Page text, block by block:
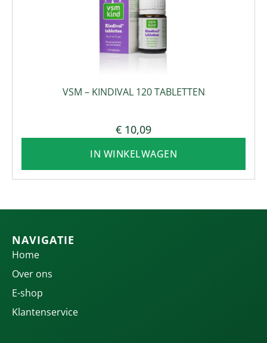
VSM – KINDIVAL 120 TABLETTEN
€ 10,09
IN WINKELWAGEN
NAVIGATIE
Home
Over ons
E-shop
Klantenservice